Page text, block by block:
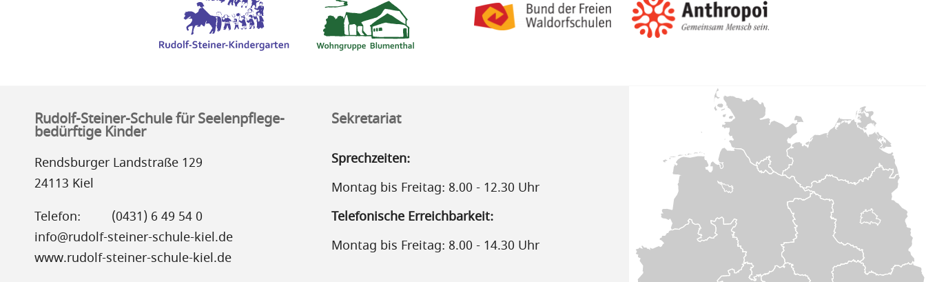
Rudolf-Steiner-Schule für Seelenpflege-
bedürftige Kinder
Rendsburger Landstraße 129
24113 Kiel
Telefon:
(0431) 6 49 54 0
info@rudolf-steiner-schule-kiel.de
www.rudolf-steiner-schule-kiel.de
Sekretariat
Sprechzeiten:
Montag bis Freitag: 8.00 - 12.30 Uhr
Telefonische Erreichbarkeit:
Montag bis Freitag: 8.00 - 14.30 Uhr